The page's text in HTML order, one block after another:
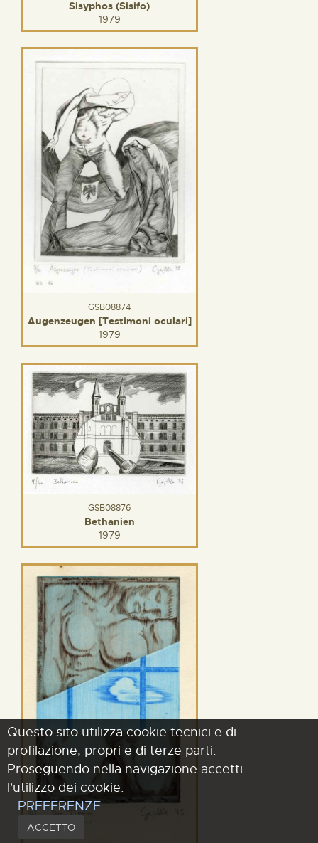
Sisyphos (Sisifo)
1979
GSB08874
Augenzeugen [Testimoni oculari]
1979
GSB08876
Bethanien
1979
Questo sito utilizza cookie tecnici e di
profilazione, propri e di terze parti.
Proseguendo nella navigazione accetti
l'utilizzo dei cookie.
PREFERENZE
ACCETTO